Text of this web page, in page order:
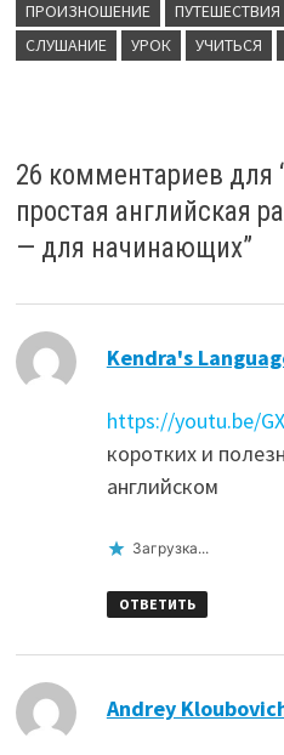
ПРОИЗНОШЕНИЕ ПУТЕШЕСТВИЯ
СЛУШАНИЕ
УРОК УЧИТЬСЯ
26 комментариев для
простая английская
— для начинающих”
Kendra's
https://youtu.be/
коротких и
английском
Загрузка...
ОТВЕТИТЬ
Andrey